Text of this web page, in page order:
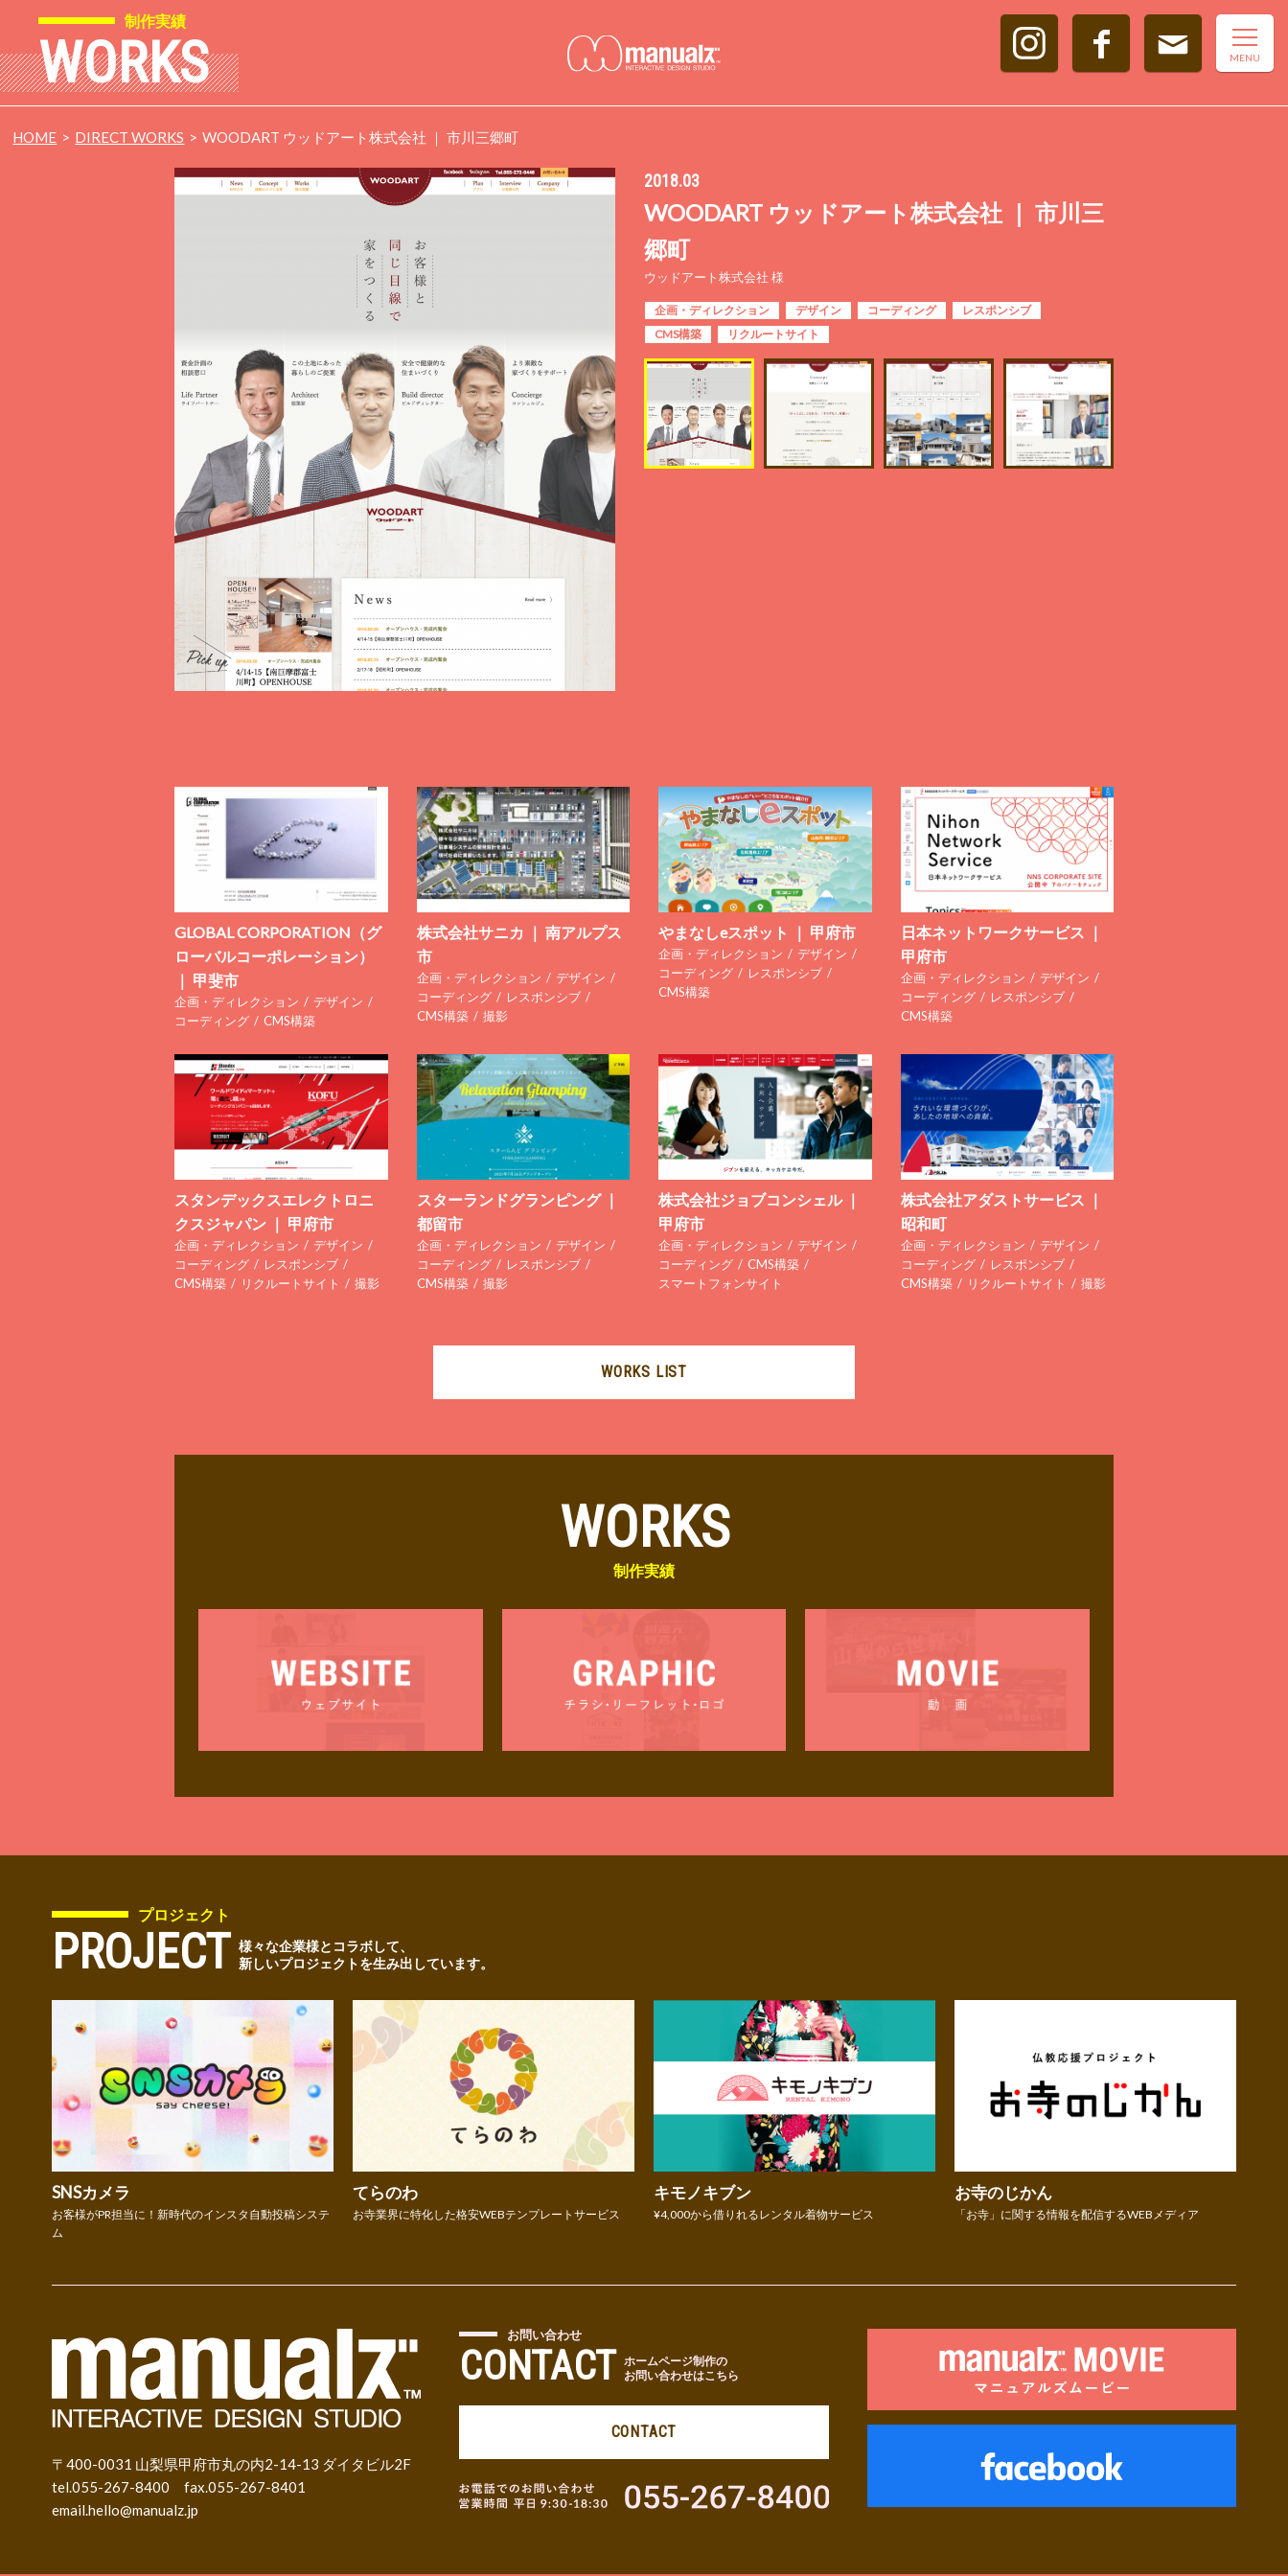
制作実績
WORKS
HOME DIRECT WORKS WOODART ウッドアート株式会社 ｜ 市川三郷町
2018.03
WOODART ウッドアート株式会社 ｜ 市川三
郷町
ウッドアート株式会社 様
企画・ディレクション デザイン コーディング
レスポンシブ
CMS構築
リクルートサイト
GLOBAL CORPORATION（グ
ローバルコーポレーション）
｜ 甲斐市
企画・ディレクション
デザイン
コーディング
CMS構築
株式会社サニカ ｜ 南アルプス
市
企画・ディレクション
デザイン
コーディング
レスポンシブ
CMS構築
撮影
やまなしeスポット ｜ 甲府市
企画・ディレクション
デザイン
コーディング
レスポンシブ
CMS構築
日本ネットワークサービス ｜
甲府市
企画・ディレクション
デザイン
コーディング
レスポンシブ
CMS構築
スタンデックスエレクトロニ
クスジャパン ｜ 甲府市
企画・ディレクション
デザイン
コーディング
レスポンシブ
CMS構築
リクルートサイト 撮影
スターランドグランピング ｜
都留市
企画・ディレクション
デザイン
コーディング
レスポンシブ
CMS構築
撮影
株式会社ジョブコンシェル ｜
甲府市
企画・ディレクション
デザイン
コーディング
CMS構築
スマートフォンサイト
株式会社アダストサービス ｜
昭和町
企画・ディレクション
デザイン
コーディング
レスポンシブ
CMS構築
リクルートサイト 撮影
WORKS LIST
WORKS
制作実績
プロジェクト
PROJECT 様々な企業様とコラボして、
新しいプロジェクトを生み出しています。
SNSカメラ
お客様がPR担当に！新時代のインスタ自動投稿システ
ム
てらのわ
お寺業界に特化した格安WEBテンプレートサービス
キモノキブン
¥4,000から借りれるレンタル着物サービス
お寺のじかん
「お寺」に関する情報を配信するWEBメディア
〒400-0031 山梨県甲府市丸の内2-14-13 ダイタビル2F
tel.055-267-8400 fax.055-267-8401
email.hello@manualz.jp
お問い合わせ
CONTACT ホームページ制作の
お問い合わせはこちら
CONTACT